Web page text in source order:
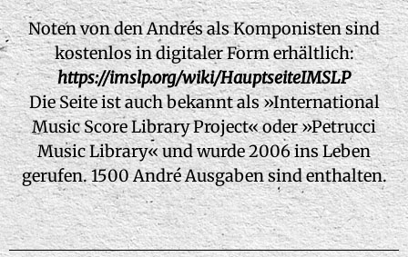
Noten von den Andrés als Komponisten sind
kostenlos in digitaler Form erhältlich:
https://imslp.org/wiki/HauptseiteIMSLP
Die Seite ist auch bekannt als »International
Music Score Library Project« oder »Petrucci
Music Library« und wurde 2006 ins Leben
gerufen. 1500 André Ausgaben sind enthalten.